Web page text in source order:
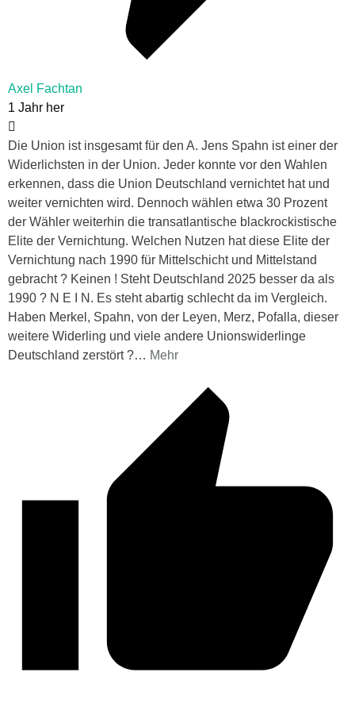
Axel Fachtan
1 Jahr her
Die Union ist insgesamt für den A. Jens Spahn ist einer der
Widerlichsten in der Union. Jeder konnte vor den Wahlen
erkennen, dass die Union Deutschland vernichtet hat und
weiter vernichten wird. Dennoch wählen etwa 30 Prozent
der Wähler weiterhin die transatlantische blackrockistische
Elite der Vernichtung. Welchen Nutzen hat diese Elite der
Vernichtung nach 1990 für Mittelschicht und Mittelstand
gebracht ? Keinen ! Steht Deutschland 2025 besser da als
1990 ? N E I N. Es steht abartig schlecht da im Vergleich.
Haben Merkel, Spahn, von der Leyen, Merz, Pofalla, dieser
weitere Widerling und viele andere Unionswiderlinge
Deutschland zerstört ?… Mehr